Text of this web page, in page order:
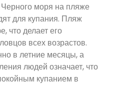
моря на пляже
для купания. Пляж
что делает его
всех возрастов.
в летние месяцы, а
людей означает, что
купанием в